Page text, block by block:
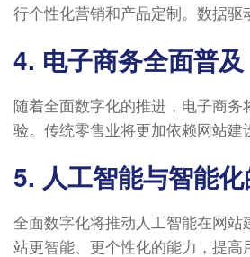
行个性化营销和产品定制。数据驱
4. 电子商务全面普及
随着全面数字化的推进，电子商
验。传统零售业将更加依赖网站建
5. 人工智能与智能
全面数字化将推动人工智能在网
站更智能、更个性化的能力，提高